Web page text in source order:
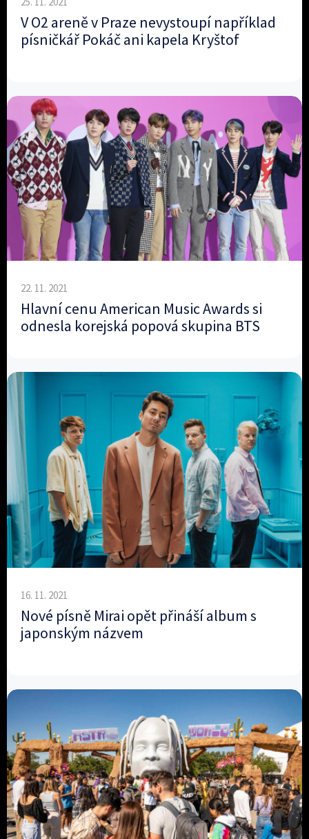
V O2 areně v Praze nevystoupí například
písničkář Pokáč ani kapela Kryštof
22. 11. 2021
Hlavní cenu American Music Awards si
odnesla korejská popová skupina BTS
16. 11. 2021
Nové písně Mirai opět přináší album s
japonským názvem